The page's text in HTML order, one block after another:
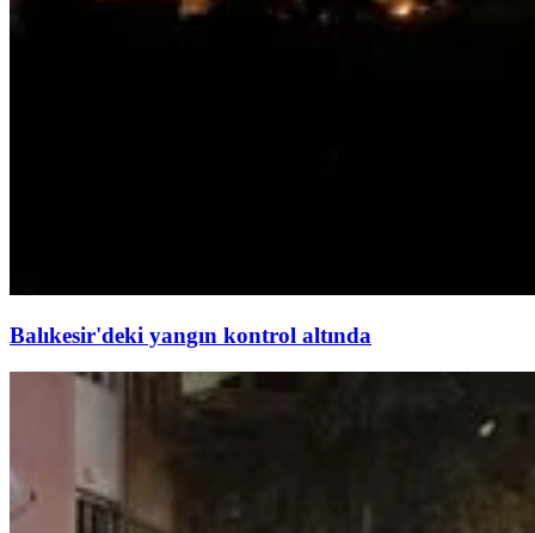
Balıkesir'deki yangın kontrol altında